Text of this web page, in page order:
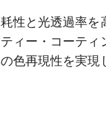
性と光透過率を
ィー・コーテ
色再現性を実現